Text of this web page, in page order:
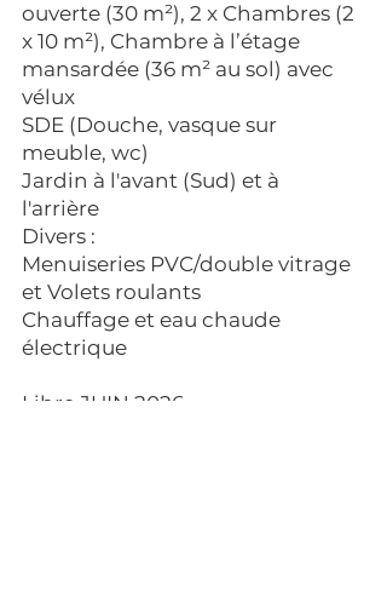
ouverte (30 m²), 2 x Chambres (2
x 10 m²), Chambre à l’étage
mansardée (36 m² au sol) avec
vélux
SDE (Douche, vasque sur
meuble, wc)
Jardin à l'avant (Sud) et à
l'arrière
Divers :
Menuiseries PVC/double vitrage
et Volets roulants
Chauffage et eau chaude
électrique​
Libre JUIN 2026